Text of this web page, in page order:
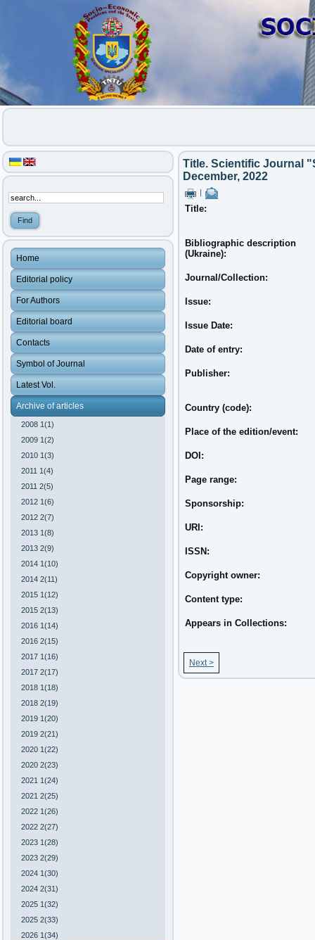
Home
Editorial policy
For Authors
Editorial board
Contacts
Symbol of Journal
Latest Vol.
Archive of articles
2008 1(1)
2009 1(2)
2010 1(3)
2011 1(4)
2011 2(5)
2012 1(6)
2012 2(7)
2013 1(8)
2013 2(9)
2014 1(10)
2014 2(11)
2015 1(12)
2015 2(13)
2016 1(14)
2016 2(15)
2017 1(16)
2017 2(17)
2018 1(18)
2018 2(19)
2019 1(20)
2019 2(21)
2020 1(22)
2020 2(23)
2021 1(24)
2021 2(25)
2022 1(26)
2022 2(27)
2023 1(28)
2023 2(29)
2024 1(30)
2024 2(31)
2025 1(32)
2025 2(33)
2026 1(34)
Title. Scientific Journal
December, 2022
Title:
Bibliographic description
(Ukraine):
Journal/Collection:
Issue:
Issue Date:
Date of entry:
Publisher:
Country (code):
Place of the edition/event:
DOI:
Page range:
Sponsorship:
URI:
ISSN:
Copyright owner:
Content type:
Appears in Collections:
Next >